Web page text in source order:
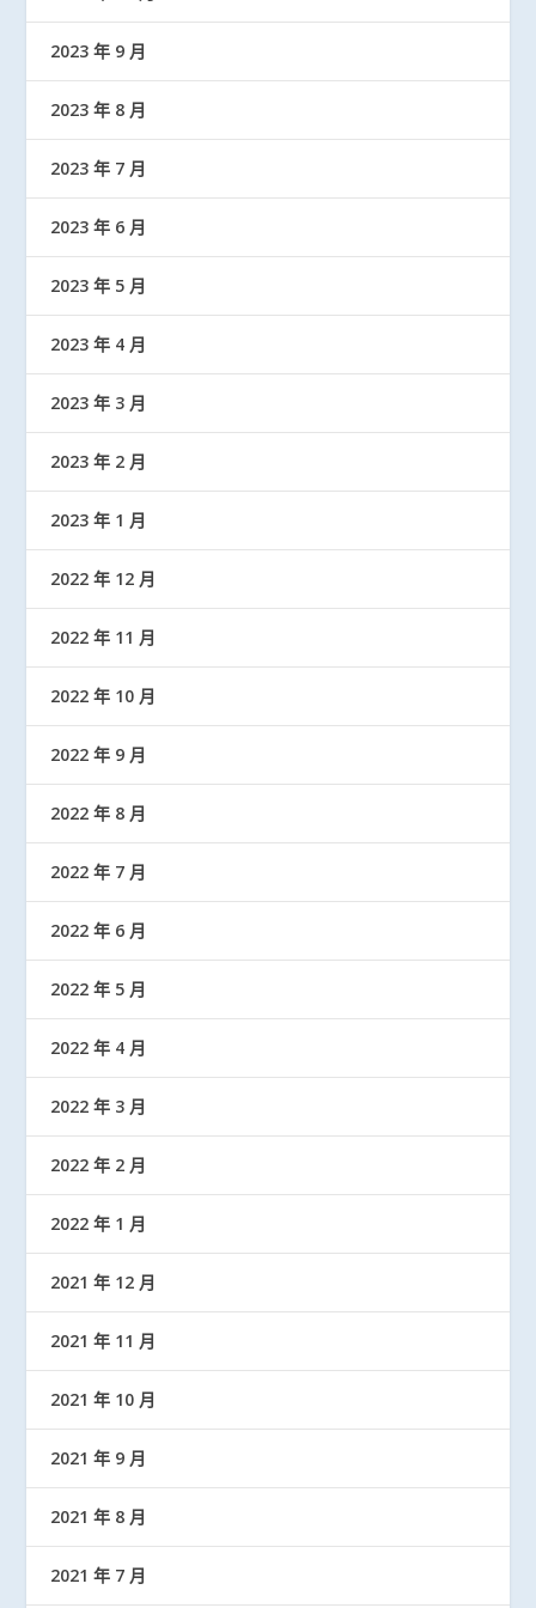
2023 年 9 月
2023 年 8 月
2023 年 7 月
2023 年 6 月
2023 年 5 月
2023 年 4 月
2023 年 3 月
2023 年 2 月
2023 年 1 月
2022 年 12 月
2022 年 11 月
2022 年 10 月
2022 年 9 月
2022 年 8 月
2022 年 7 月
2022 年 6 月
2022 年 5 月
2022 年 4 月
2022 年 3 月
2022 年 2 月
2022 年 1 月
2021 年 12 月
2021 年 11 月
2021 年 10 月
2021 年 9 月
2021 年 8 月
2021 年 7 月